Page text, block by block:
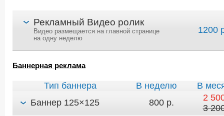
Рекламный Видео ролик
Видео размещается на главной странице
на одну неделю
1200
Баннерная реклама
Тип баннера В неделю
В
Баннер 125×125
800 р.
2
3